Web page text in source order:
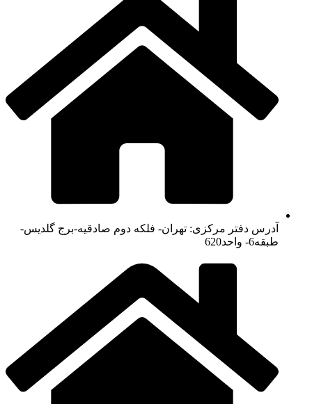
آدرس دفتر مرکزی: تهران- فلکه دوم صادقیه-برج گلدیس-
طبقه6- واحد620